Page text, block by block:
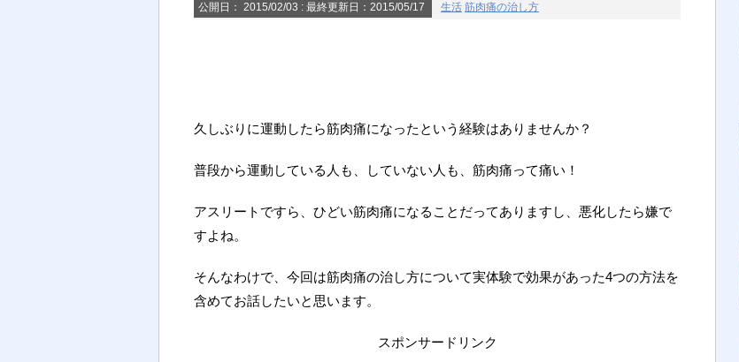
公開日： 2015/02/03 : 最終更新日：2015/05/17 生活 筋肉痛の治し方
久しぶりに運動したら筋肉痛になったという経験はありませんか？
普段から運動している人も、していない人も、筋肉痛って痛い！
アスリートですら、ひどい筋肉痛になることだってありますし、悪化したら嫌で
すよね。
そんなわけで、今回は筋肉痛の治し方について実体験で効果があった4つの方法を
含めてお話したいと思います。
スポンサードリンク